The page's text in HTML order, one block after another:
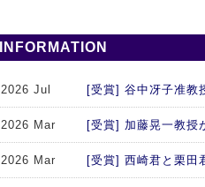
INFORMATION
2026 Jul [受賞] 谷中冴子准教
2026 Mar [受賞] 加藤晃一教授
2026 Mar [受賞] 西崎君と栗田